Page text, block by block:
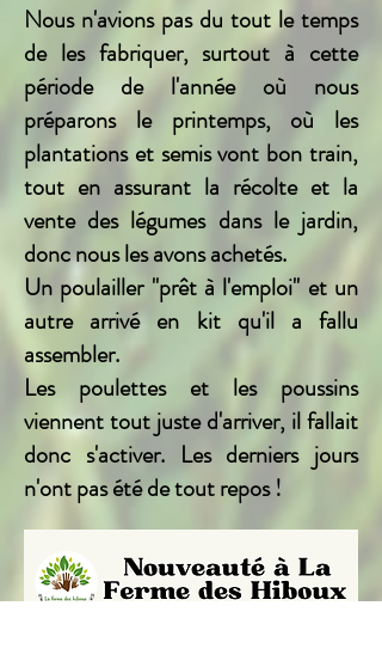
Nous n'avions pas du tout le temps
de les fabriquer, surtout à cette
période de l'année où nous
préparons le printemps, où les
plantations et semis vont bon train,
tout en assurant la récolte et la
vente des légumes dans le jardin,
donc nous les avons achetés.
Un poulailler "prêt à l'emploi" et un
autre arrivé en kit qu'il a fallu
assembler.
Les poulettes et les poussins
viennent tout juste d'arriver, il fallait
donc s'activer. Les derniers jours
n'ont pas été de tout repos !